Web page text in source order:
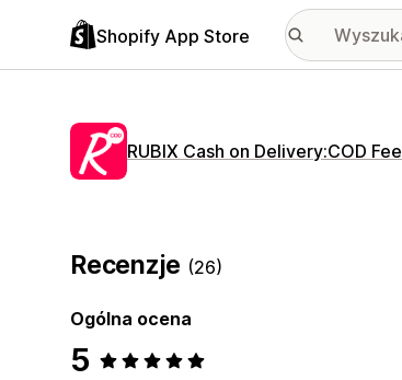
Shopify App Store
RUBIX Cash on Delivery:COD Fee
Recenzje (26)
Ogólna ocena
5